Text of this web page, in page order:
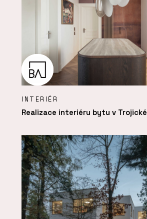
INTERIÉR
Realizace interiéru bytu v Trojické